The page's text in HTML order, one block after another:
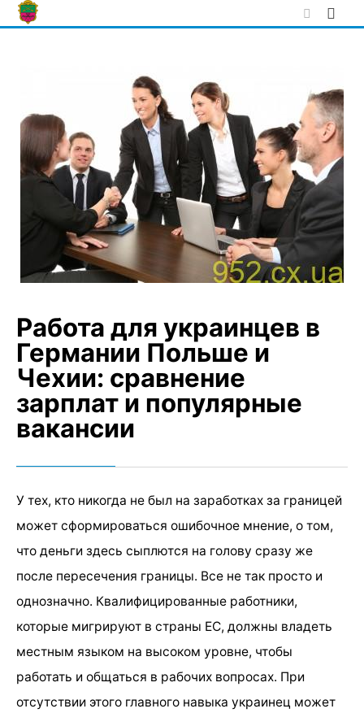
Skip
to
Работа для украинцев в
Германии Польше и
Чехии: сравнение
зарплат и популярные
вакансии
У тех, кто никогда не был на заработках за границей
может сформироваться ошибочное мнение, о том,
что деньги здесь сыплются на голову сразу же
после пересечения границы. Все не так просто и
однозначно. Квалифицированные работники,
которые мигрируют в страны ЕС, должны владеть
местным языком на высоком уровне, чтобы
работать и общаться в рабочих вопросах. При
отсутствии этого главного навыка украинец может